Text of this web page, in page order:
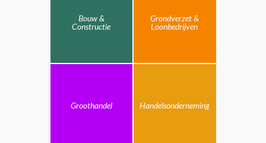
Bouw &
Constructie
Grondverzet &
Loonbedrijven
Groothandel Handelsonderneming